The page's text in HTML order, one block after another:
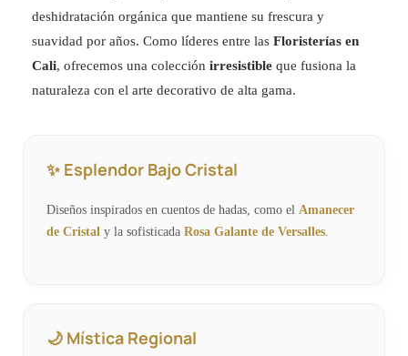
deshidratación orgánica que mantiene su frescura y
suavidad por años. Como líderes entre las Floristerías en
Cali, ofrecemos una colección irresistible que fusiona la
naturaleza con el arte decorativo de alta gama.
✨ Esplendor Bajo Cristal
Diseños inspirados en cuentos de hadas, como el Amanecer
de Cristal y la sofisticada Rosa Galante de Versalles
🌙 Mística Regional